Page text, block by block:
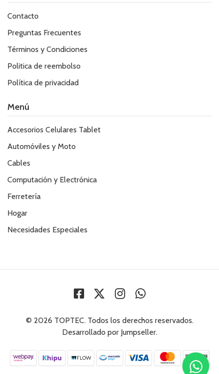
Contacto
Preguntas Frecuentes
Términos y Condiciones
Politica de reembolso
Política de privacidad
Menú
Accesorios Celulares Tablet
Automóviles y Moto
Cables
Computación y Electrónica
Ferretería
Hogar
Necesidades Especiales
© 2026 TOPTEC. Todos los derechos reservados.
Desarrollado por Jumpseller.